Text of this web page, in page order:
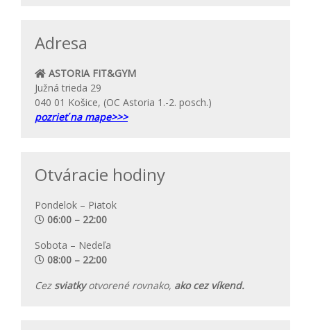
Adresa
ASTORIA FIT&GYM
Južná trieda 29
040 01 Košice, (OC Astoria 1.-2. posch.)
pozrieť na mape>>>
Otváracie hodiny
Pondelok – Piatok
06:00 – 22:00
Sobota – Nedeľa
08:00 – 22:00
Cez sviatkyotvorené rovnako, ako cez víkend.